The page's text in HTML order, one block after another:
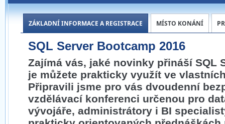
ZÁKLADNÍ INFORMACE A REGISTRACE MÍSTO KONÁNÍ
SQL Server Bootcamp 2016
Zajímá vás, jaké novinky přináší SQL
je můžete prakticky využít ve
Připravili jsme pro vás dvoudenní
vzdělávací konferenci určenou pro
vývojáře, administrátory i BI